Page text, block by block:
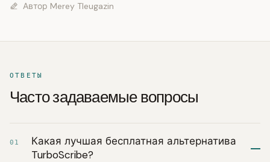
Автор Merey Tleugazin
ОТВЕТЫ
Часто задаваемые вопросы
01
Какая лучшая бесплатная альтернатива
TurboScribe?